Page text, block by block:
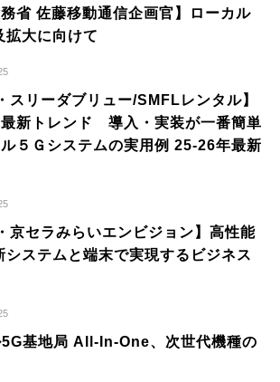
務省 佐藤移動通信企画官】ローカル
拡大に向けて
スリーダブリュー/SMFLレンタル】
最新トレンド 導入・実装が一番簡単
５Ｇシステムの実用例 25-26年最新
京セラみらいエンビジョン】高性能
システムと端末で実現するビジネス
5G基地局 All-In-One、次世代機種の